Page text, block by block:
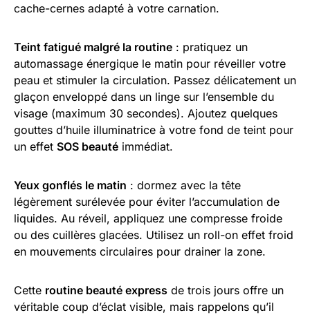
cache-cernes adapté à votre carnation.
Teint fatigué malgré la routine : pratiquez un
automassage énergique le matin pour réveiller votre
peau et stimuler la circulation. Passez délicatement un
glaçon enveloppé dans un linge sur l’ensemble du
visage (maximum 30 secondes). Ajoutez quelques
gouttes d’huile illuminatrice à votre fond de teint pour
un effet SOS beauté immédiat.
Yeux gonflés le matin : dormez avec la tête
légèrement surélevée pour éviter l’accumulation de
liquides. Au réveil, appliquez une compresse froide
ou des cuillères glacées. Utilisez un roll-on effet froid
en mouvements circulaires pour drainer la zone.
Cette routine beauté express de trois jours offre un
véritable coup d’éclat visible, mais rappelons qu’il